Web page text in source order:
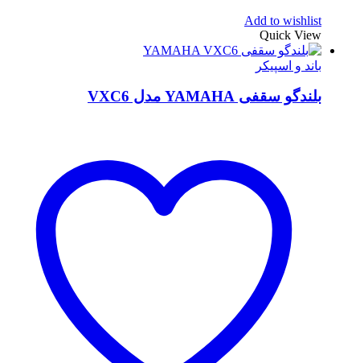
Add to wishlist
Quick View
باند و اسپیکر
بلندگو سقفی YAMAHA مدل VXC6